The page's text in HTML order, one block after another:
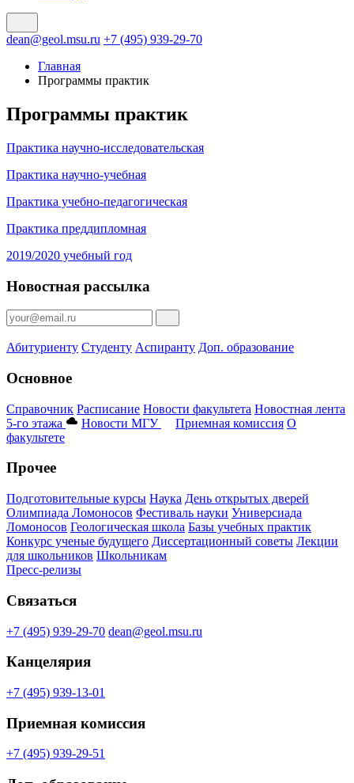
dean@geol.msu.ru +7 (495) 939-29-70
Главная
Программы практик
Программы практик
Практика научно-исследовательская
Практика научно-учебная
Практика учебно-педагогическая
Практика преддипломная
2019/2020 учебный год
Новостная рассылка
Абитуриенту Студенту Аспиранту Доп. образование
Основное
Справочник Расписание Новости факультета Новостная лента
5-го этажа
Новости МГУ Приемная комиссия О
факультете
Прочее
Подготовительные курсы Наука День открытых дверей
Олимпиада Ломоносов Фестиваль науки Универсиада
Ломоносов Геологическая школа Базы учебных практик
Конкурс ученые будущего Диссертационный советы Лекции
для школьников Школьникам
Пресс-релизы
Связаться
+7 (495) 939-29-70 dean@geol.msu.ru
Канцелярия
+7 (495) 939-13-01
Приемная комиссия
+7 (495) 939-29-51